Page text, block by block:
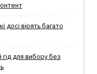
досі вірять багато
гід для вибору без